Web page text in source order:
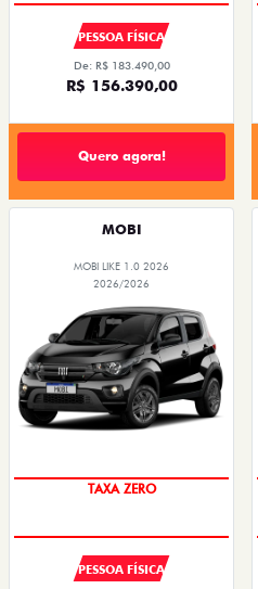
PESSOA FÍSICA
De: R$ 183.490,00
R$ 156.390,00
Quero agora!
MOBI
MOBI LIKE 1.0 2026
2026/2026
TAXA ZERO
PESSOA FÍSICA